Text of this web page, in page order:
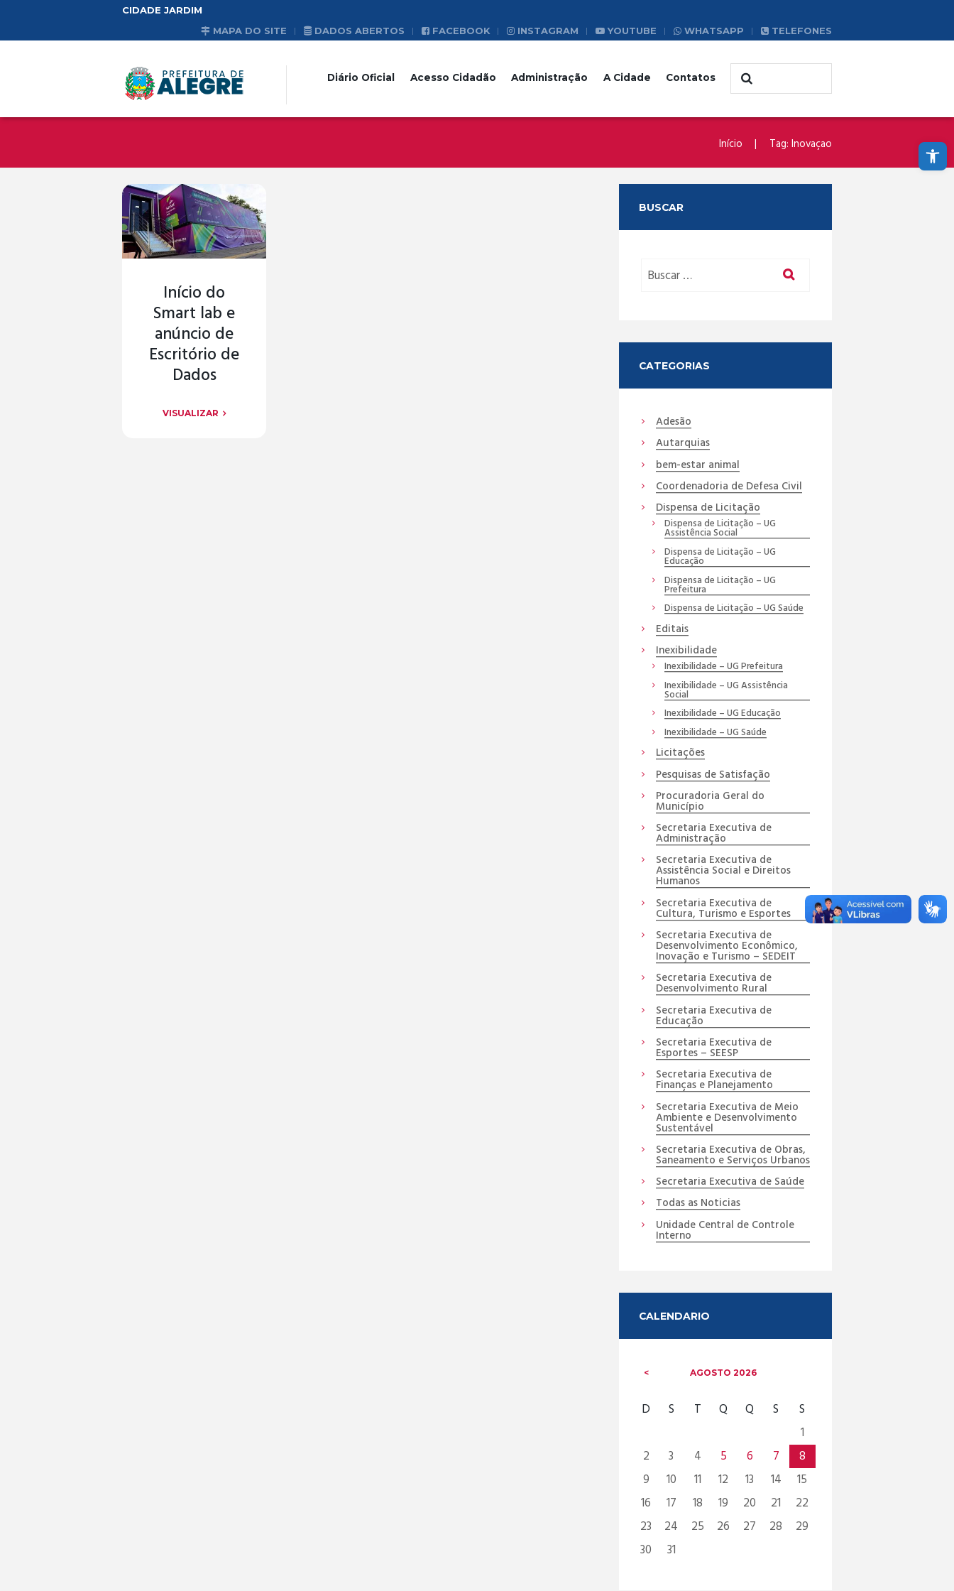
Abrir a barra de ferramentas
CIDADE JARDIM
MAPA DO SITE
DADOS ABERTOS FACEBOOK INSTAGRAM YOUTUBE WHATSAPP TELEFONES
Diário Oficial Acesso Cidadão Administração A Cidade Contatos
Início Tag: Inovaçao
Início do
Smart lab e
anúncio de
Escritório de
Dados
VISUALIZAR
BUSCAR
CATEGORIAS
Adesão
Autarquias
bem-estar animal
Coordenadoria de Defesa Civil
Dispensa de Licitação
Dispensa de Licitação – UG
Assistência Social
Dispensa de Licitação – UG
Educação
Dispensa de Licitação – UG
Prefeitura
Dispensa de Licitação – UG Saúde
Editais
Inexibilidade
Inexibilidade – UG Prefeitura
Inexibilidade – UG Assistência
Social
Inexibilidade – UG Educação
Inexibilidade – UG Saúde
Licitações
Pesquisas de Satisfação
Procuradoria Geral do
Município
Secretaria Executiva de
Administração
Secretaria Executiva de
Assistência Social e Direitos
Humanos
Secretaria Executiva de
Cultura, Turismo e Esportes
Secretaria Executiva de
Desenvolvimento Econômico,
Inovação e Turismo – SEDEIT
Secretaria Executiva de
Desenvolvimento Rural
Secretaria Executiva de
Educação
Secretaria Executiva de
Esportes – SEESP
Secretaria Executiva de
Finanças e Planejamento
Secretaria Executiva de Meio
Ambiente e Desenvolvimento
Sustentável
Secretaria Executiva de Obras,
Saneamento e Serviços Urbanos
Secretaria Executiva de Saúde
Todas as Noticias
Unidade Central de Controle
Interno
CALENDARIO
AGOSTO2026
D S T Q Q S
S
1
2
3 4 5 6 7
8
9
10 11 12 13 14
15
16
17 18 19 20 21
22
23
24 25 26 27 28
29
30
31